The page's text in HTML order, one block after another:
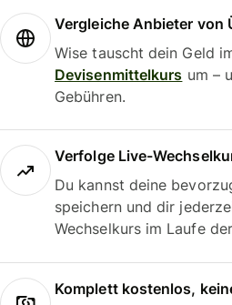
Vergleiche Anbieter von
Wise tauscht dein Geld
Devisenmittelkurs um –
Gebühren.
Verfolge Live-
Du kannst deine
speichern und dir
Wechselkurs im Laufe
Komplett kostenlos,